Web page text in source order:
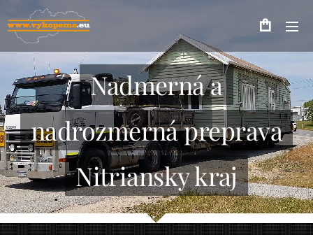
Nadmerná a
nadrozmerná preprava
Nitriansky kraj